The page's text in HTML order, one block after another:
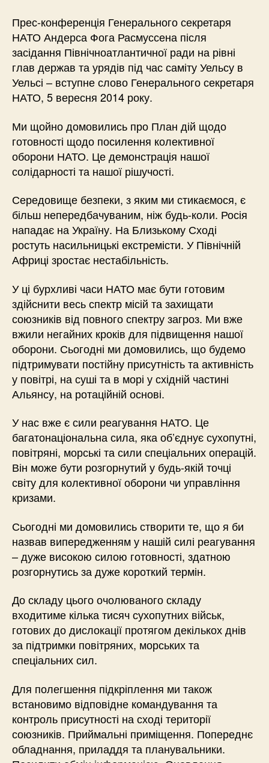
Прес-конференція Генерального секретаря
НАТО Андерса Фога Расмуссена після
засідання Північноатлантичної ради на рівні
глав держав та урядів під час саміту Уельсу в
Уельсі – вступне слово Генерального секретаря
НАТО, 5 вересня 2014 року.
Ми щойно домовились про План дій щодо
готовності щодо посилення колективної
оборони НАТО. Це демонстрація нашої
солідарності та нашої рішучості.
Середовище безпеки, з яким ми стикаємося, є
більш непередбачуваним, ніж будь-коли. Росія
нападає на Україну. На Близькому Сході
ростуть насильницькі екстремісти. У Північній
Африці зростає нестабільність.
У ці бурхливі часи НАТО має бути готовим
здійснити весь спектр місій та захищати
союзників від повного спектру загроз. Ми вже
вжили негайних кроків для підвищення нашої
оборони. Сьогодні ми домовились, що будемо
підтримувати постійну присутність та активність
у повітрі, на суші та в морі у східній частині
Альянсу, на ротаційній основі.
У нас вже є сили реагування НАТО. Це
багатонаціональна сила, яка об’єднує сухопутні,
повітряні, морські та сили спеціальних операцій.
Він може бути розгорнутий у будь-якій точці
світу для колективної оборони чи управління
кризами.
Сьогодні ми домовились створити те, що я би
назвав випередженням у нашій силі реагування
– дуже високою силою готовності, здатною
розгорнутись за дуже короткий термін.
До складу цього очолюваного складу
входитиме кілька тисяч сухопутних військ,
готових до дислокації протягом декількох днів
за підтримки повітряних, морських та
спеціальних сил.
Для полегшення підкріплення ми також
встановимо відповідне командування та
контроль присутності на сході території
союзників. Приймальні приміщення. Попереднє
обладнання, приладдя та планувальники.